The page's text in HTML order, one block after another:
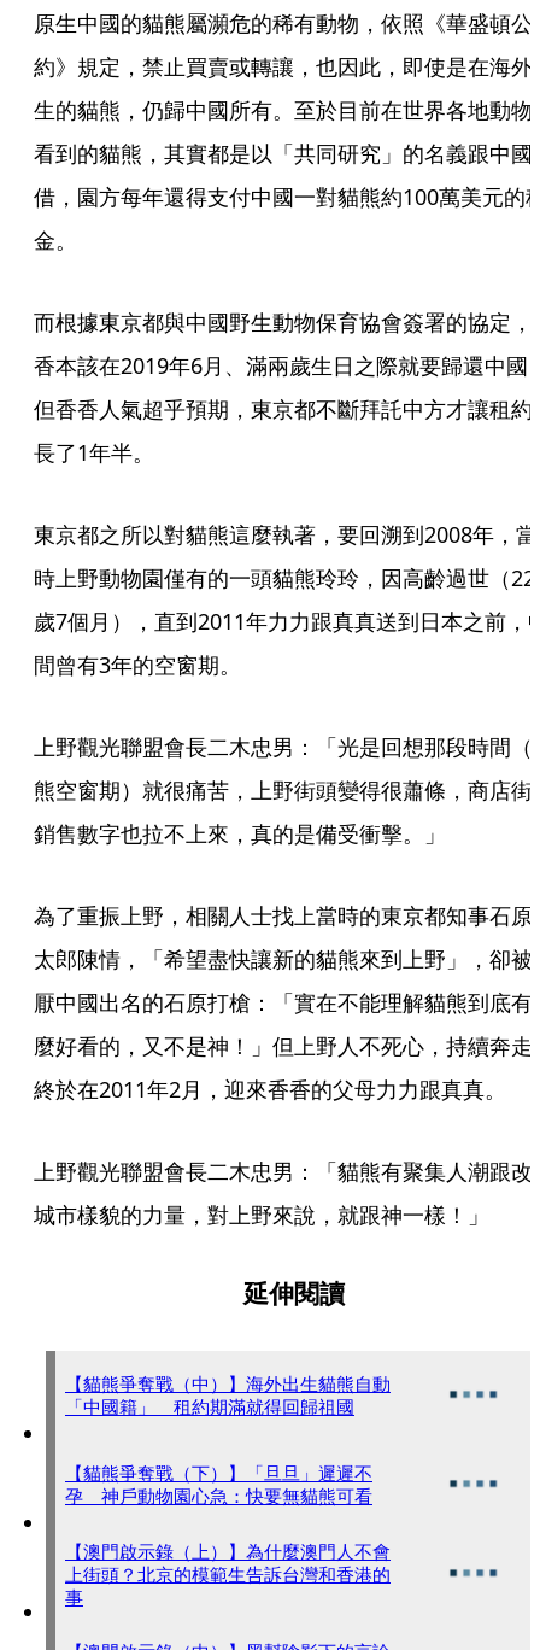
原生中國的貓熊屬瀕危的稀有動物，依照《華盛頓公
約》規定，禁止買賣或轉讓，也因此，即使是在海外
生的貓熊，仍歸中國所有。至於目前在世界各地動物
看到的貓熊，其實都是以「共同研究」的名義跟中國
借，園方每年還得支付中國一對貓熊約100萬美元的
金。
而根據東京都與中國野生動物保育協會簽署的協定，
香本該在2019年6月、滿兩歲生日之際就要歸還中國
但香香人氣超乎預期，東京都不斷拜託中方才讓租約
長了1年半。
東京都之所以對貓熊這麼執著，要回溯到2008年，當
時上野動物園僅有的一頭貓熊玲玲，因高齡過世（22
歲7個月），直到2011年力力跟真真送到日本之前，
間曾有3年的空窗期。
上野觀光聯盟會長二木忠男：「光是回想那段時間（
熊空窗期）就很痛苦，上野街頭變得很蕭條，商店街
銷售數字也拉不上來，真的是備受衝擊。」
為了重振上野，相關人士找上當時的東京都知事石原
太郎陳情，「希望盡快讓新的貓熊來到上野」，卻被
厭中國出名的石原打槍：「實在不能理解貓熊到底有
麼好看的，又不是神！」但上野人不死心，持續奔走
終於在2011年2月，迎來香香的父母力力跟真真。
上野觀光聯盟會長二木忠男：「貓熊有聚集人潮跟改
城市樣貌的力量，對上野來說，就跟神一樣！」
延伸閱讀
【貓熊爭奪戰（中）】海外出生貓熊自動
「中國籍」 租約期滿就得回歸祖國
【貓熊爭奪戰（下）】「旦旦」遲遲不
孕 神戶動物園心急：快要無貓熊可看
【澳門啟示錄（上）】為什麼澳門人不會
上街頭？北京的模範生告訴台灣和香港的
事